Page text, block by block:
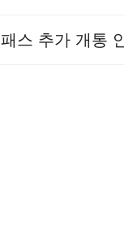
스 추가 개통